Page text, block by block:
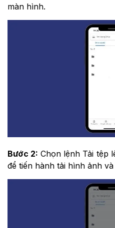
màn hình.
Bước 2: Chọn lệnh Tải tệp
để tiến hành tải hình ảnh